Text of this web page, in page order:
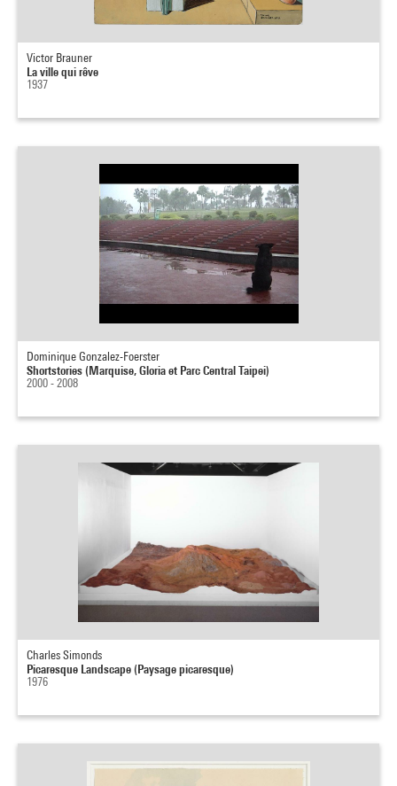
Victor Brauner
La ville qui rêve
1937
Dominique Gonzalez-Foerster
Shortstories (Marquise, Gloria et Parc Central Taipei)
2000 - 2008
Charles Simonds
Picaresque Landscape (Paysage picaresque)
1976